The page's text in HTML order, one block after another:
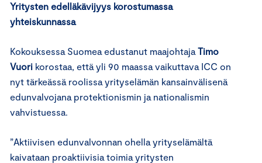
Yritysten edelläkävijyys korostumassa
yhteiskunnassa
Kokouksessa Suomea edustanut maajohtaja Timo
Vuori korostaa, että yli 90 maassa vaikuttava ICC on
nyt tärkeässä roolissa yrityselämän kansainvälisenä
edunvalvojana protektionismin ja nationalismin
vahvistuessa.
”Aktiivisen edunvalvonnan ohella yrityselämältä
kaivataan proaktiivisia toimia yritysten